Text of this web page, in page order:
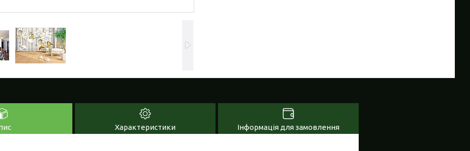
Характеристики Інформація для замовлення